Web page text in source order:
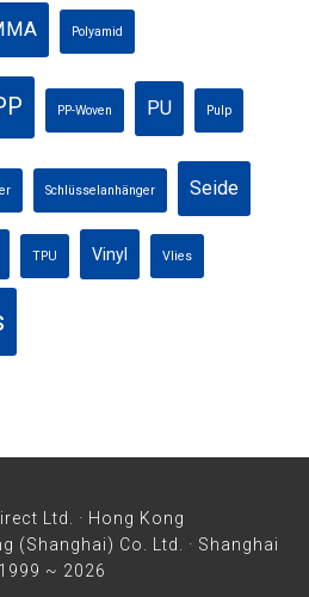
Polyamid
PP-Woven PU Pulp
Schlüsselanhänger Seide
TPU Vinyl Vlies
Ltd. · Hong Kong
(Shanghai) Co. Ltd. · Shanghai
~ 2026